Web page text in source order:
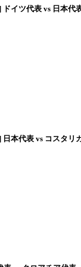
イツ代表 vs 日本代
本代表 vs コスタリ